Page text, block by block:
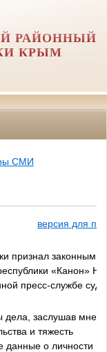
РАЙОННЫЙ
КРЫМ
СМИ
версия для
признал законным
«Канон»
пресс-службе
дела, заслушав
и тяжесть
данные о личности